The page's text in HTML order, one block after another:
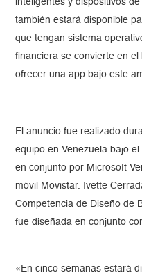
inteligentes y dispositivos
también estará disponible
que tengan sistema
financiera se convierte en
ofrecer una app bajo este
El anuncio fue realizado
equipo en Venezuela bajo
en conjunto por Microsoft
móvil Movistar. Ivette
Competencia de Diseño de
fue diseñada en conjunto
«En cinco semanas estará